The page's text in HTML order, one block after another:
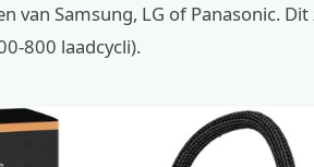
van Samsung, LG of Panasonic.
800 laadcycli).